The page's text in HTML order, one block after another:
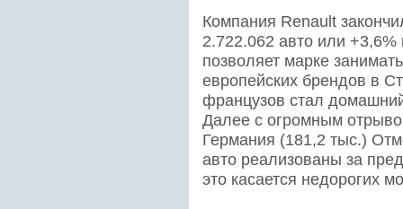
Компания Renault
2.722.062 авто или
позволяет марке
европейских брендов в
французов стал
Далее с огромным
Германия (181,2 тыс.)
авто реализованы за
это касается недорогих